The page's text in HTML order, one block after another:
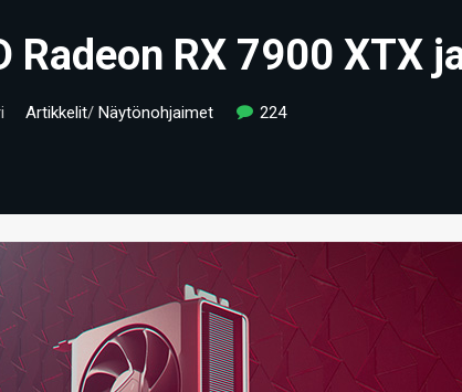
Radeon RX 7900 XTX
Artikkelit/ Näytönohjaimet 224